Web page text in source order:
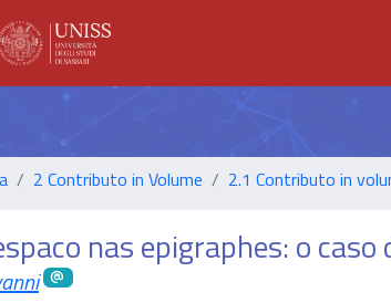
2 Contributo in Volume 2.1 Contributo in
nas epigraphes: o